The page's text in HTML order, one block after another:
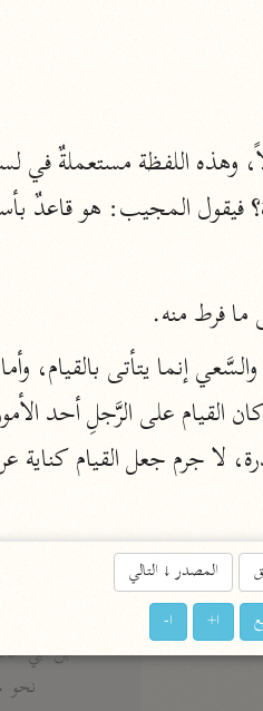
ابن أبي
آثار
موسوعة
٢٣
جلال الدين
ابن أبي حاتم
نحو ١٠ مجلدات
فيقول المجيب: هو قاعدٌ
ما فرط منه.
المصدر↓التالي
ا+ ا-